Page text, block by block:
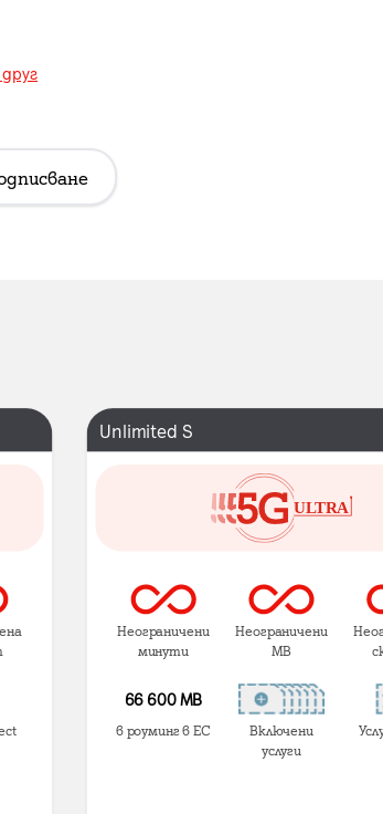
Unlimited S
Неограничени
минути
Неограничени
MB
66 600 MB
в роуминг в ЕС
Включени
услуги